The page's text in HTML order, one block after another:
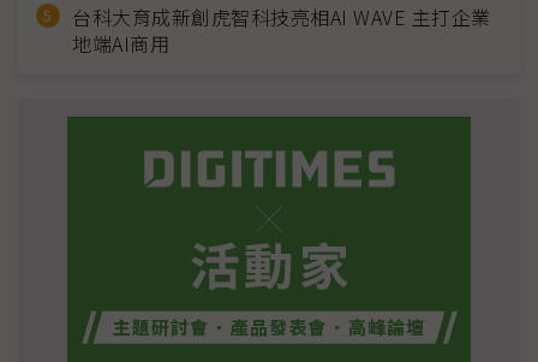
台科大育成新創虎智科技亮相AI WAVE 主打企業
地端AI商用